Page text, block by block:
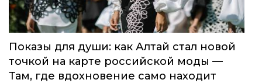
Показы для души: как Алтай стал новой
точкой на карте российской моды —
Там, где вдохновение само находит